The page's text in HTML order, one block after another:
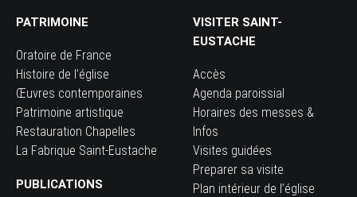
PATRIMOINE
Oratoire de France
Histoire de l’église
Œuvres contemporaines
Patrimoine artistique
Restauration Chapelles
La Fabrique Saint-Eustache
PUBLICATIONS
VISITER SAINT-
EUSTACHE
Accès
Agenda paroissial
Horaires des messes &
Infos
Visites guidées
Preparer sa visite
Plan intérieur de l’église